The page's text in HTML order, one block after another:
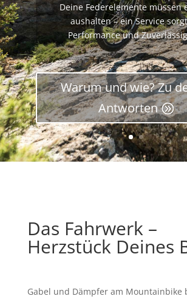
Deine Federelemente müssen
aushalten – ein Service
Performance und
Warum und wie? Zu
Antworten
Das Fahrwerk –
Herzstück Deines
Gabel und Dämpfer am Mountainbike